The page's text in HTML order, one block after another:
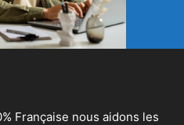
Française nous aidons les